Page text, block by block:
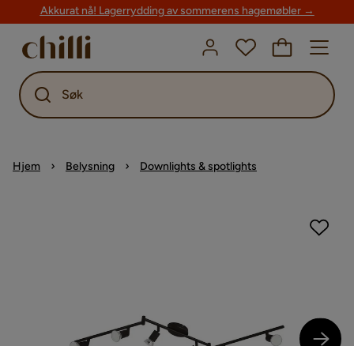
Akkurat nå! Lagerrydding av sommerens hagemøbler →
Søk
Hjem Belysning Downlights & spotlights